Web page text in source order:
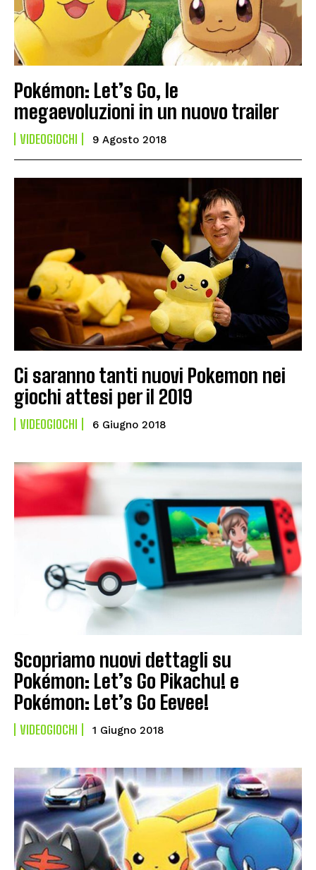
Pokémon: Let’s Go, le
megaevoluzioni in un nuovo trailer
VIDEOGIOCHI 9 Agosto 2018
Ci saranno tanti nuovi Pokemon nei
giochi attesi per il 2019
VIDEOGIOCHI 6 Giugno 2018
Scopriamo nuovi dettagli su
Pokémon: Let’s Go Pikachu! e
Pokémon: Let’s Go Eevee!
VIDEOGIOCHI 1 Giugno 2018